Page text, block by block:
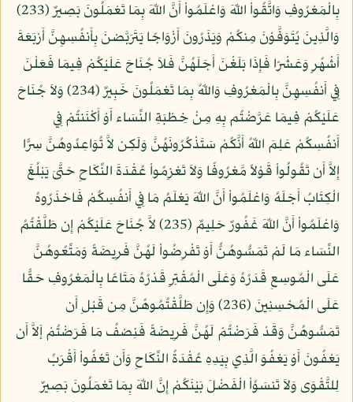
بِالْمَعْرُوفِ وَاتَّقُواْ اللّهَ وَاعْلَمُواْ أَنَّ اللّهَ بِمَا تَعْمَلُونَ بَصِيرٌ (233)
وَالَّذِينَ يُتَوَفَّوْنَ مِنكُمْ وَيَذَرُونَ أَزْوَاجًا يَتَرَبَّصْنَ بِأَنفُسِهِنَّ أَرْبَعَةَ
أَشْهُرٍ وَعَشْرًا فَإِذَا بَلَغْنَ أَجَلَهُنَّ فَلاَ جُنَاحَ عَلَيْكُمْ فِيمَا فَعَلْنَ
فِي أَنفُسِهِنَّ بِالْمَعْرُوفِ وَاللّهُ بِمَا تَعْمَلُونَ خَبِيرٌ (234) وَلاَ جُنَاحَ
عَلَيْكُمْ فِيمَا عَرَّضْتُم بِهِ مِنْ خِطْبَةِ النِّسَاء أَوْ أَكْنَنتُمْ فِي
أَنفُسِكُمْ عَلِمَ اللّهُ أَنَّكُمْ سَتَذْكُرُونَهُنَّ وَلَكِن لاَّ تُوَاعِدُوهُنَّ سِرًّا
إِلاَّ أَن تَقُولُواْ قَوْلاً مَّعْرُوفًا وَلاَ تَعْزِمُواْ عُقْدَةَ النِّكَاحِ حَتَّىَ يَبْلُغَ
الْكِتَابُ أَجَلَهُ وَاعْلَمُواْ أَنَّ اللّهَ يَعْلَمُ مَا فِي أَنفُسِكُمْ فَاحْذَرُوهُ
وَاعْلَمُواْ أَنَّ اللّهَ غَفُورٌ حَلِيمٌ (235) لاَّ جُنَاحَ عَلَيْكُمْ إِن طَلَّقْتُمُ
النِّسَاء مَا لَمْ تَمَسُّوهُنُّ أَوْ تَفْرِضُواْ لَهُنَّ فَرِيضَةً وَمَتِّعُوهُنَّ
عَلَى الْمُوسِعِ قَدَرُهُ وَعَلَى الْمُقْتِرِ قَدْرُهُ مَتَاعًا بِالْمَعْرُوفِ حَقًّا
عَلَى الْمُحْسِنِينَ (236) وَإِن طَلَّقْتُمُوهُنَّ مِن قَبْلِ أَن
تَمَسُّوهُنَّ وَقَدْ فَرَضْتُمْ لَهُنَّ فَرِيضَةً فَنِصْفُ مَا فَرَضْتُمْ إَلاَّ أَن
يَعْفُونَ أَوْ يَعْفُوَ الَّذِي بِيَدِهِ عُقْدَةُ النِّكَاحِ وَأَن تَعْفُواْ أَقْرَبُ
لِلتَّقْوَى وَلاَ تَنسَوُاْ الْفَضْلَ بَيْنَكُمْ إِنَّ اللّهَ بِمَا تَعْمَلُونَ بَصِيرٌ